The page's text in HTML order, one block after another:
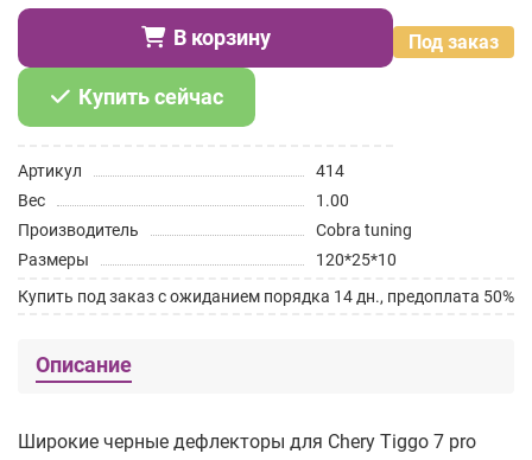
Под заказ
В корзину
Купить сейчас
Артикул
414
Вес
1.00
Производитель
Cobra tuning
Размеры
120*25*10
Купить под заказ с ожиданием порядка 14 дн., предоплата 50%
Описание
Широкие черные дефлекторы для Chery Tiggo 7 pro